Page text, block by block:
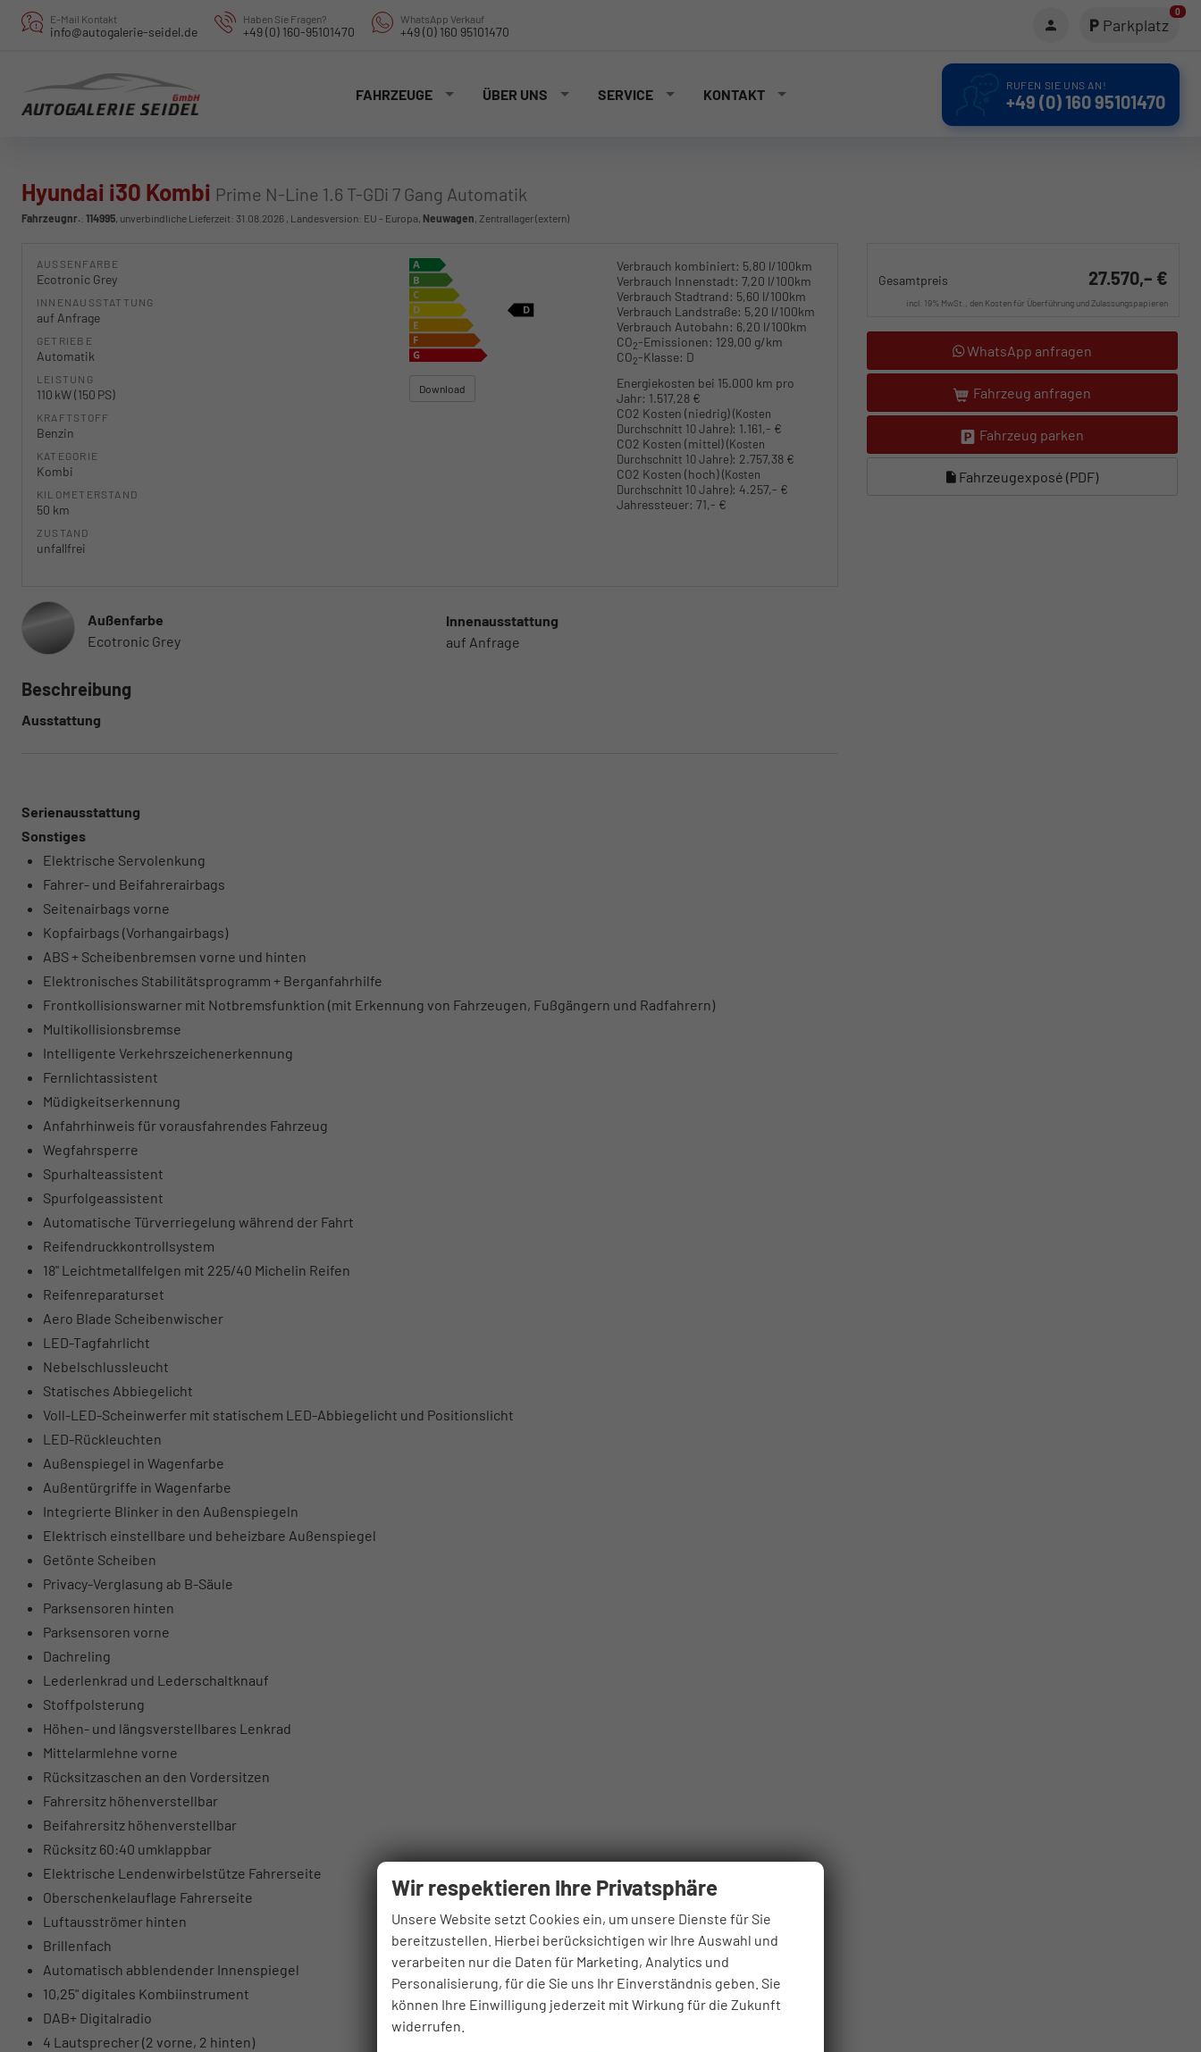
E-Mail Kontakt
info@autogalerie-seidel.de
Haben Sie Fragen?
+49 (0) 160-95101470
WhatsApp Verkauf
+49 (0) 160 95101470 Parkplatz
0
FAHRZEUGE ÜBER UNS SERVICE KONTAKT
RUFEN SIE UNS AN!
+49 (0) 160 95101470
Hyundai i30 Kombi Prime N-Line 1.6 T-GDi 7 Gang Automatik
Fahrzeugnr.: 114995, unverbindliche Lieferzeit: 31.08.2026 , Landesversion: EU - Europa, Neuwagen, Zentrallager (extern)
Gesamtpreis 27.570,– €
incl. 19% MwSt., den Kosten für Überführung und Zulassungspapieren
WhatsApp anfragen
Fahrzeug anfragen
Fahrzeug parken
Fahrzeugexposé (PDF)
AUSSENFARBE
Ecotronic Grey
INNENAUSSTATTUNG
auf Anfrage
GETRIEBE
Automatik
LEISTUNG
110 kW (150 PS)
KRAFTSTOFF
Benzin
KATEGORIE
Kombi
KILOMETERSTAND
50 km
ZUSTAND
unfallfrei
Verbrauch kombiniert: 5,80 l/100km
Verbrauch Innenstadt: 7,20 l/100km
Verbrauch Stadtrand: 5,60 l/100km
Verbrauch Landstraße: 5,20 l/100km
Verbrauch Autobahn: 6,20 l/100km
CO2-Emissionen: 129,00 g/km
CO2-Klasse: D
Download
Energiekosten bei 15.000 km pro
Jahr: 1.517,28 €
CO2 Kosten (niedrig)(Kosten
Durchschnitt 10 Jahre): 1.161,- €
CO2 Kosten (mittel)(Kosten
Durchschnitt 10 Jahre): 2.757,38 €
CO2 Kosten (hoch)(Kosten
Durchschnitt 10 Jahre): 4.257,- €
Jahressteuer: 71,- €
Außenfarbe
Ecotronic Grey
Innenausstattung
auf Anfrage
Beschreibung
Ausstattung
Serienausstattung
Sonstiges
Elektrische Servolenkung
Fahrer- und Beifahrerairbags
Seitenairbags vorne
Kopfairbags (Vorhangairbags)
ABS + Scheibenbremsen vorne und hinten
Elektronisches Stabilitätsprogramm + Berganfahrhilfe
Frontkollisionswarner mit Notbremsfunktion (mit Erkennung von Fahrzeugen, Fußgängern und Radfahrern)
Multikollisionsbremse
Intelligente Verkehrszeichenerkennung
Fernlichtassistent
Müdigkeitserkennung
Anfahrhinweis für vorausfahrendes Fahrzeug
Wegfahrsperre
Spurhalteassistent
Spurfolgeassistent
Automatische Türverriegelung während der Fahrt
Reifendruckkontrollsystem
18" Leichtmetallfelgen mit 225/40 Michelin Reifen
Reifenreparaturset
Aero Blade Scheibenwischer
LED-Tagfahrlicht
Nebelschlussleucht
Statisches Abbiegelicht
Voll-LED-Scheinwerfer mit statischem LED-Abbiegelicht und Positionslicht
LED-Rückleuchten
Außenspiegel in Wagenfarbe
Außentürgriffe in Wagenfarbe
Integrierte Blinker in den Außenspiegeln
Elektrisch einstellbare und beheizbare Außenspiegel
Getönte Scheiben
Privacy-Verglasung ab B-Säule
Parksensoren hinten
Parksensoren vorne
Dachreling
Lederlenkrad und Lederschaltknauf
Stoffpolsterung
Höhen- und längsverstellbares Lenkrad
Mittelarmlehne vorne
Rücksitzaschen an den Vordersitzen
Fahrersitz höhenverstellbar
Beifahrersitz höhenverstellbar
Rücksitz 60:40 umklappbar
Elektrische Lendenwirbelstütze Fahrerseite
Oberschenkelauflage Fahrerseite
Luftausströmer hinten
Brillenfach
Automatisch abblendender Innenspiegel
10,25" digitales Kombiinstrument
DAB+ Digitalradio
4 Lautsprecher (2 vorne, 2 hinten)
Wir respektieren Ihre Privatsphäre
Unsere Website setzt Cookies ein, um unsere Dienste für Sie
bereitzustellen. Hierbei berücksichtigen wir Ihre Auswahl und
verarbeiten nur die Daten für Marketing, Analytics und
Personalisierung, für die Sie uns Ihr Einverständnis geben. Sie
können Ihre Einwilligung jederzeit mit Wirkung für die Zukunft
widerrufen.